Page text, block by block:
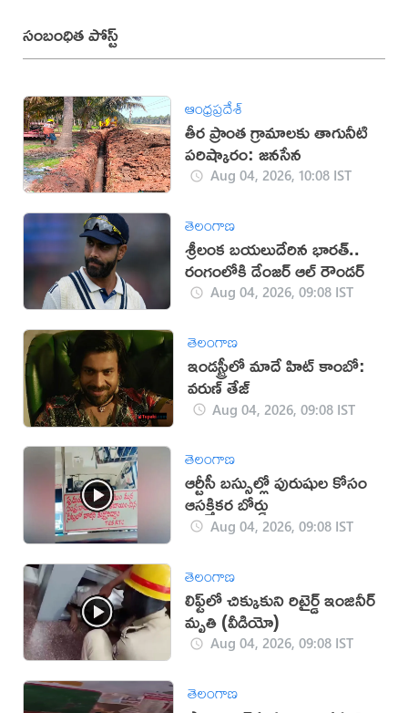
సంబంధిత పోస్ట్
ఆంధ్రప్రదేశ్
తీర ప్రాంత గ్రామాలకు తాగునీటి
పరిష్కారం: జనసేన
Aug 04, 2026, 10:08 IST
తెలంగాణ
శ్రీలంక బ‌య‌లుదేరిన భార‌త్..
రంగంలోకి డేంజ‌ర్ ఆల్ రౌండ‌ర్
Aug 04, 2026, 09:08 IST
తెలంగాణ
ఇండస్ట్రీలో మాదే హిట్ కాంబో:
వరుణ్ తేజ్
Aug 04, 2026, 09:08 IST
తెలంగాణ
ఆర్టీసీ బస్సుల్లో పురుషుల కోసం
ఆసక్తికర బోర్డు
Aug 04, 2026, 09:08 IST
తెలంగాణ
లిఫ్ట్‌లో చిక్కుకుని రిటైర్డ్ ఇంజినీర్
మృతి (వీడియో)
Aug 04, 2026, 09:08 IST
తెలంగాణ